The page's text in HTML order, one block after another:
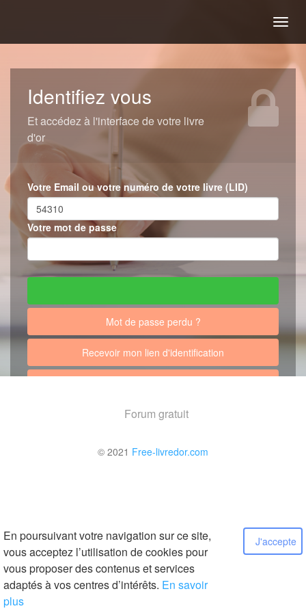
En poursuivant votre navigation sur ce site,
vous acceptez l’utilisation de cookies pour
vous proposer des contenus et services
adaptés à vos centres d’intérêts. En savoir
plus
J'accepte
Identifiez vous
Et accédez à l'interface de votre livre
d'or
Votre Email ou votre numéro de votre livre (LID)
Votre mot de passe
Mot de passe perdu ?
Recevoir mon lien d'identification
Forum gratuit
© 2021 Free-livredor.com